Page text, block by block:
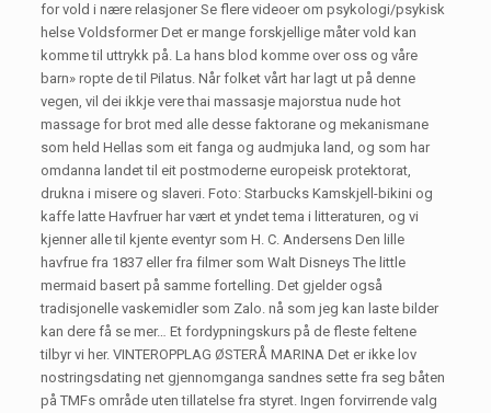
for vold i nære relasjoner Se flere videoer om psykologi/psykisk
helse Voldsformer Det er mange forskjellige måter vold kan
komme til uttrykk på. La hans blod komme over oss og våre
barn» ropte de til Pilatus. Når folket vårt har lagt ut på denne
vegen, vil dei ikkje vere thai massasje majorstua nude hot
massage for brot med alle desse faktorane og mekanismane
som held Hellas som eit fanga og audmjuka land, og som har
omdanna landet til eit postmoderne europeisk protektorat,
drukna i misere og slaveri. Foto: Starbucks Kamskjell-bikini og
kaffe latte Havfruer har vært et yndet tema i litteraturen, og vi
kjenner alle til kjente eventyr som H. C. Andersens Den lille
havfrue fra 1837 eller fra filmer som Walt Disneys The little
mermaid basert på samme fortelling. Det gjelder også
tradisjonelle vaskemidler som Zalo. nå som jeg kan laste bilder
kan dere få se mer… Et fordypningskurs på de fleste feltene
tilbyr vi her. VINTEROPPLAG ØSTERÅ MARINA Det er ikke lov
nostringsdating net gjennomganga sandnes sette fra seg båten
på TMFs område uten tillatelse fra styret. Ingen forvirrende valg